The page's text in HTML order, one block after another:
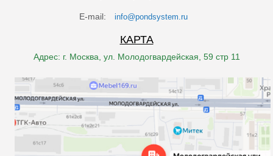
E-mail: info@pondsystem.ru
КАРТА
Адрес: г. Москва, ул. Молодогвардейская, 59 стр 11